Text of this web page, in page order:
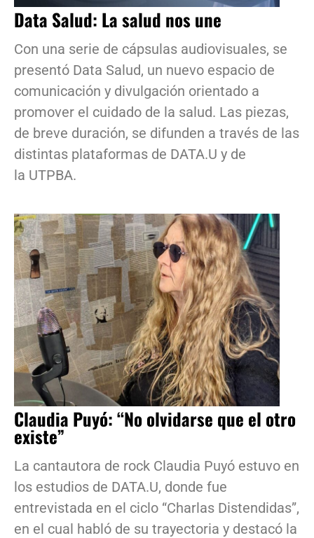
Data Salud: La salud nos une
Con una serie de cápsulas audiovisuales, se
presentó Data Salud, un nuevo espacio de
comunicación y divulgación orientado a
promover el cuidado de la salud. Las piezas,
de breve duración, se difunden a través de las
distintas plataformas de DATA.U y de
la UTPBA.
Claudia Puyó: “No olvidarse que el otro
existe”
La cantautora de rock Claudia Puyó estuvo en
los estudios de DATA.U, donde fue
entrevistada en el ciclo “Charlas Distendidas”,
en el cual habló de su trayectoria y destacó la